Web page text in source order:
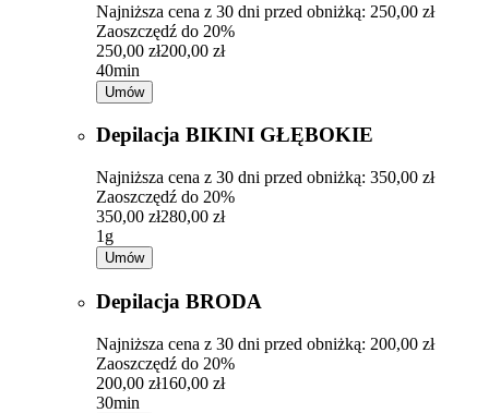
Najniższa cena z 30 dni przed obniżką: 250,00 zł
Zaoszczędź do 20%
250,00 zł200,00 zł
40min
Umów
Depilacja BIKINI GŁĘBOKIE
Najniższa cena z 30 dni przed obniżką: 350,00 zł
Zaoszczędź do 20%
350,00 zł280,00 zł
1g
Umów
Depilacja BRODA
Najniższa cena z 30 dni przed obniżką: 200,00 zł
Zaoszczędź do 20%
200,00 zł160,00 zł
30min